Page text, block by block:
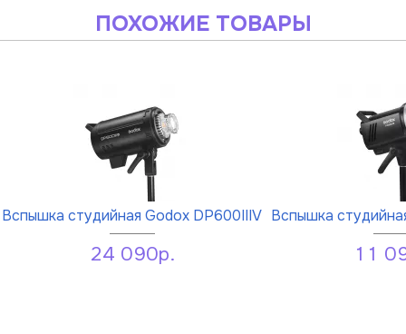
ПОХОЖИЕ ТОВАРЫ
Вспышка студийная Godox DP600IIIV
24 090р.
Вспышка
11